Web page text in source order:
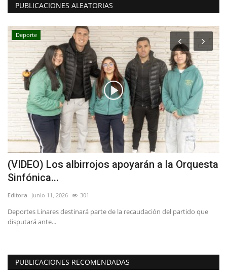
PUBLICACIONES ALEATORIAS
Deporte
(VIDEO) Los albirrojos apoyarán a la Orquesta
Sinfónica...
Editora Junio 11, 2026 301
Deportes Linares destinará parte de la recaudación del partido que
disputará ante...
PUBLICACIONES RECOMENDADAS